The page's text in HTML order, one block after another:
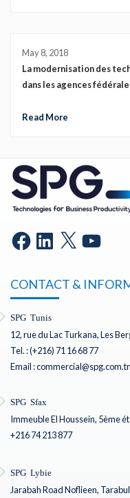
May 8, 2018
La modernisation des
dans les agences
Read More
CONTACT &
SPG Tunis
12, rue du Lac Turkana, Les
Tel. : (+216) 71 16 68 77
Email : commercial@spg.com.tn
SPG Sfax
Immeuble El Houssein, 5ème
+216 74 213 877
SPG Lybie
Jarabah Road Noflieen,